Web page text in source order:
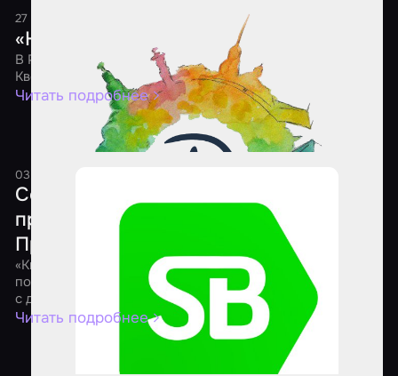
27 мая 2021
«Ночь Квестов 2021»
В России состоится шестая ежегодная акция «Ночь
Квестов»
Читать подробнее
03 апреля 2021
Состоялся онлайн-форум для
представителей квест-индустрии
Приволжского федерального округа
«КвестФорум» – это инфраструктура, цель которой
помочь предпринимателям через взаимодействие друг
с другом улучшить свой бизнес, найти новые решения
Читать подробнее